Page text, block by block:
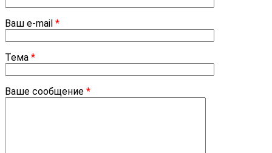
Ваш e-mail *
Тема *
Ваше сообщение *